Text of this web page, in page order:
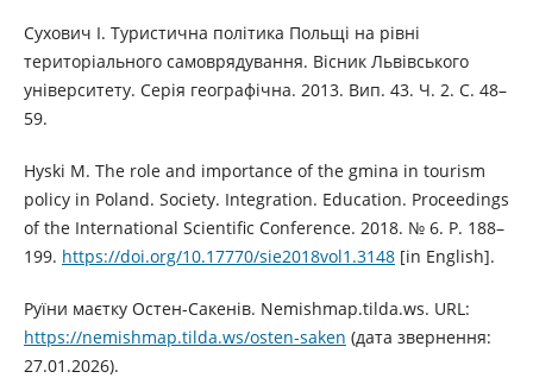
Сухович І. Туристична політика Польщі на рівні
територіального самоврядування. Вісник Львівського
університету. Серія географічна. 2013. Вип. 43. Ч. 2. С. 48–
59.
Hyski M. The role and importance of the gmina in tourism
policy in Poland. Society. Integration. Education. Proceedings
of the International Scientific Conference. 2018. № 6. P. 188–
199. https://doi.org/10.17770/sie2018vol1.3148[in English].
Руїни маєтку Остен-Сакенів. Nemishmap.tilda.ws. URL:
https://nemishmap.tilda.ws/osten-saken (дата звернення:
27.01.2026).